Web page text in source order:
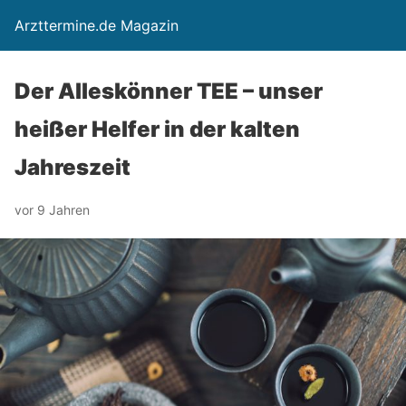
Arzttermine.de Magazin
Der Alleskönner TEE – unser
heißer Helfer in der kalten
Jahreszeit
vor 9 Jahren